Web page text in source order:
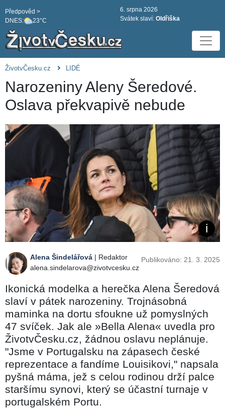
DNES: 23°C
Předpověd >
6. srpna 2026
Svátek slaví: Oldřiška
ŽivotvČesku.cz LIDÉ
Narozeniny Aleny Šeredové.
Oslava překvapivě nebude
Alena Šindelářová | Redaktor
alena.sindelarova@zivotvcesku.cz
Publikováno: 21. 3. 2025
Ikonická modelka a herečka Alena Šeredová
slaví v pátek narozeniny. Trojnásobná
maminka na dortu sfoukne už pomyslných
47 svíček. Jak ale »Bella Alena« uvedla pro
ŽivotvČesku.cz, žádnou oslavu neplánuje.
"Jsme v Portugalsku na zápasech české
reprezentace a fandíme Louisikovi," napsala
pyšná máma, jež s celou rodinou drží palce
staršímu synovi, který se účastní turnaje v
portugalském Portu.